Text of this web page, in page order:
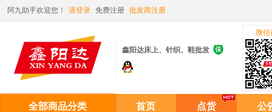
阿九助手欢迎您！ 请登录 免费注册 批发商注册
鑫阳达床上、针织、鞋批发 
微信
全部商品分类 首页 点货 公